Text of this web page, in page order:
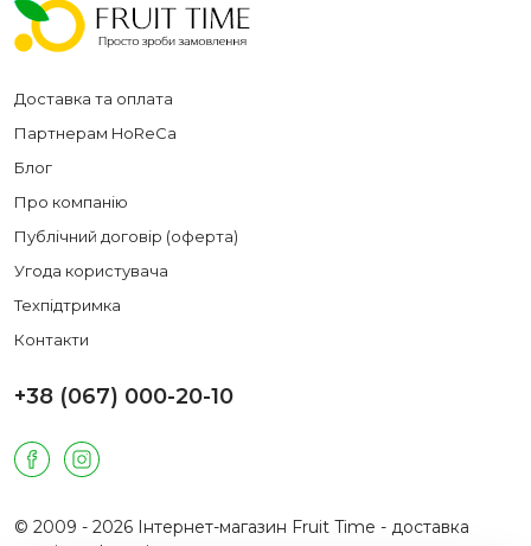
Доставка та оплата
Партнерам HoReCa
Блог
Про компанію
Публічний договір (оферта)
Угода користувача
Техпідтримка
Контакти
+38 (067) 000-20-10
© 2009 - 2026 Інтернет-магазин Fruit Time - доставка